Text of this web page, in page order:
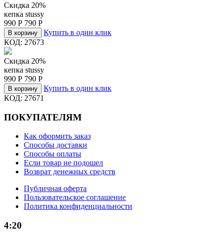
Скидка 20%
кепка stussy
990 Р 790 Р
В корзину
Купить в один клик
КОД: 27673
Скидка 20%
кепка stussy
990 Р 790 Р
В корзину
Купить в один клик
КОД: 27671
ПОКУПАТЕЛЯМ
Как оформить заказ
Способы доставки
Способы оплаты
Если товар не подошел
Возврат денежных средств
Публичная оферта
Пользовательское соглашение
Политика конфиденциальности
4:20